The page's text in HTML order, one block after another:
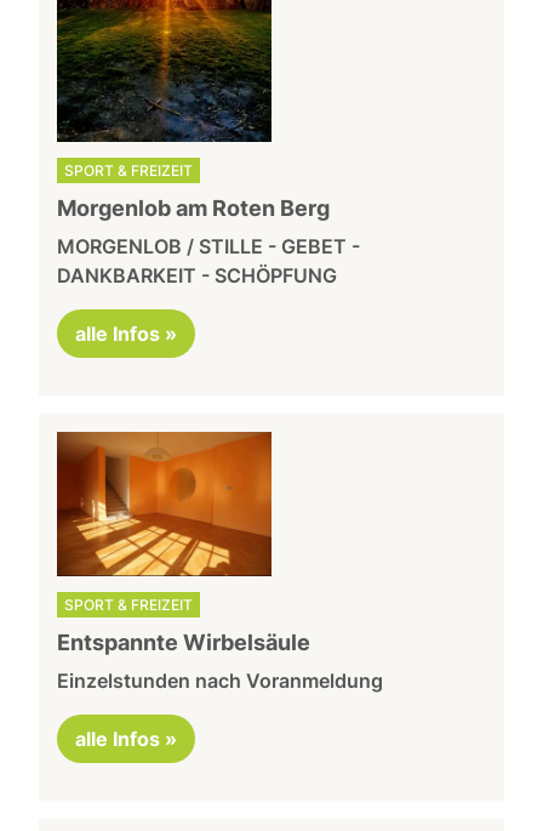
SPORT & FREIZEIT
Morgenlob am Roten Berg
MORGENLOB / STILLE - GEBET -
DANKBARKEIT - SCHÖPFUNG
alle Infos »
SPORT & FREIZEIT
Entspannte Wirbelsäule
Einzelstunden nach Voranmeldung
alle Infos »